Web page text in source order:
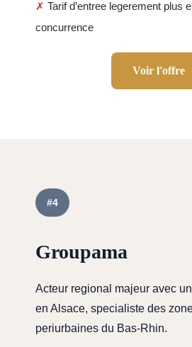
✗ Tarif d’entree legerement plus
concurrence
Voir l'offre
#4
Groupama
Acteur regional majeur avec
en Alsace, specialiste des
periurbaines du Bas-Rhin.